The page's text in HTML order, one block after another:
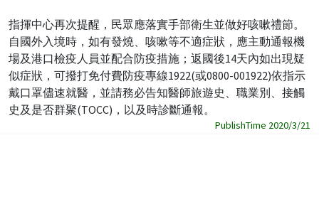
指揮中心再次提醒，民眾應落實手部衛生並做好咳嗽禮節。
自國外入境時，如有發燒、咳嗽等不適症狀，應主動通報機
場及港口檢疫人員並配合防疫措施；返國後14天內如出現疑
似症狀，可撥打免付費防疫專線1922(或0800-001922)依指示
戴口罩儘速就醫，並請務必告知醫師旅遊史、職業別、接觸
史及是否群聚(TOCC)，以及時診斷通報。
PublishTime 2020/3/21